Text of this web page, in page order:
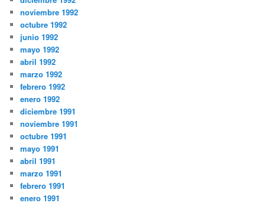
noviembre 1992
octubre 1992
junio 1992
mayo 1992
abril 1992
marzo 1992
febrero 1992
enero 1992
diciembre 1991
noviembre 1991
octubre 1991
mayo 1991
abril 1991
marzo 1991
febrero 1991
enero 1991